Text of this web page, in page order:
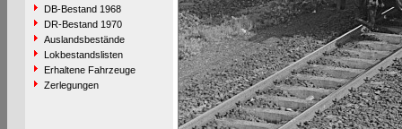
DB-Bestand 1968
DR-Bestand 1970
Auslandsbestände
Lokbestandslisten
Erhaltene Fahrzeuge
Zerlegungen